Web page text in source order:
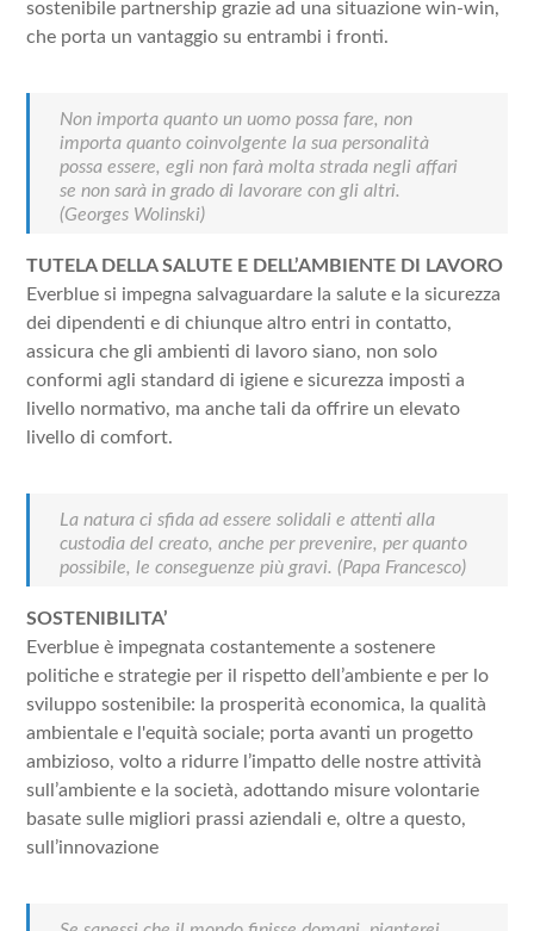
sostenibile partnership grazie ad una situazione win-win,
che porta un vantaggio su entrambi i fronti.
Non importa quanto un uomo possa fare, non
importa quanto coinvolgente la sua personalità
possa essere, egli non farà molta strada negli affari
se non sarà in grado di lavorare con gli altri.
(Georges Wolinski)
TUTELA DELLA SALUTE E DELL’AMBIENTE DI LAVORO
Everblue si impegna salvaguardare la salute e la sicurezza
dei dipendenti e di chiunque altro entri in contatto,
assicura che gli ambienti di lavoro siano, non solo
conformi agli standard di igiene e sicurezza imposti a
livello normativo, ma anche tali da offrire un elevato
livello di comfort.
La natura ci sfida ad essere solidali e attenti alla
custodia del creato, anche per prevenire, per quanto
possibile, le conseguenze più gravi. (Papa Francesco)
SOSTENIBILITA’
Everblue è impegnata costantemente a sostenere
politiche e strategie per il rispetto dell’ambiente e per lo
sviluppo sostenibile: la prosperità economica, la qualità
ambientale e l'equità sociale; porta avanti un progetto
ambizioso, volto a ridurre l’impatto delle nostre attività
sull’ambiente e la società, adottando misure volontarie
basate sulle migliori prassi aziendali e, oltre a questo,
sull’innovazione